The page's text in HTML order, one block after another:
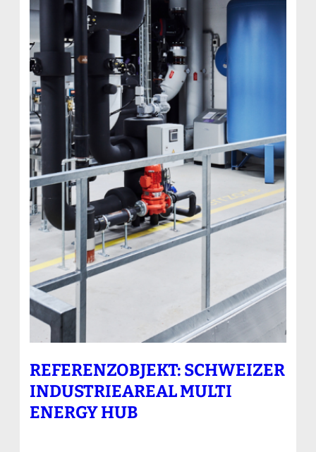
REFERENZOBJEKT: SCHWEIZER
INDUSTRIEAREAL MULTI
ENERGY HUB